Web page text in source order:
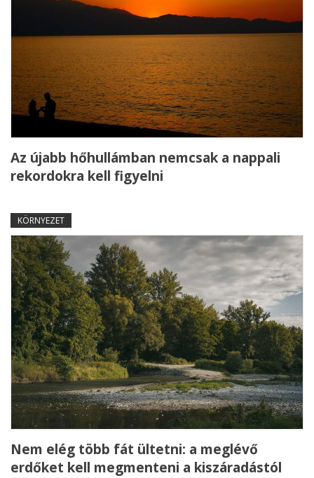
Az újabb hőhullámban nemcsak a nappali
rekordokra kell figyelni
KÖRNYEZET
Nem elég több fát ültetni: a meglévő
erdőket kell megmenteni a kiszáradástól